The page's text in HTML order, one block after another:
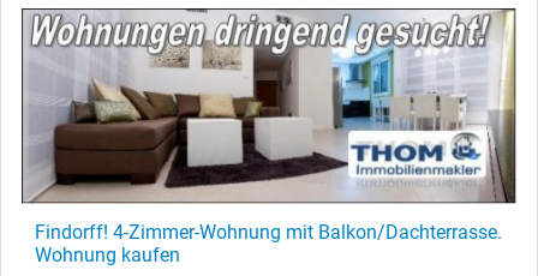
Findorff! 4-Zimmer-Wohnung mit Balkon/Dachterrasse.
Wohnung kaufen